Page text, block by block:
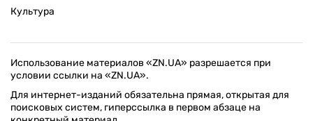
Культура
Использование материалов «ZN.UA» разрешается при
условии ссылки на «ZN.UA».
Для интернет-изданий обязательна прямая, открытая для
поисковых систем, гиперссылка в первом абзаце на